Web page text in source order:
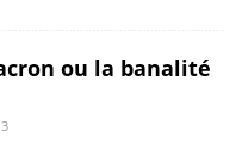
ou la banalité